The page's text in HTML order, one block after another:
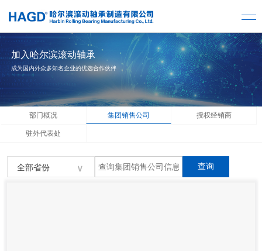
加入哈尔滨滚动轴承
成为国内外众多知名企业的优选合作伙伴
部门概况 集团销售公司 授权经销商
驻外代表处